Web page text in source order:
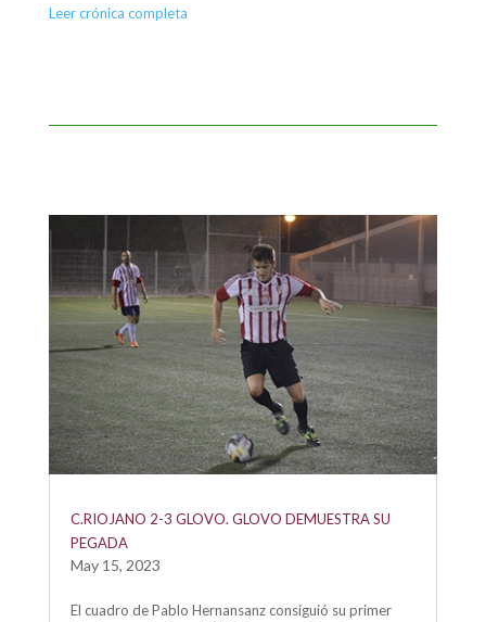
Leer crónica completa
C.RIOJANO 2-3 GLOVO. GLOVO DEMUESTRA SU
PEGADA
May 15, 2023
El cuadro de Pablo Hernansanz consiguió su primer